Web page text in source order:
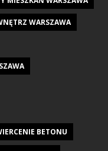
WARSZAWA
BETONU